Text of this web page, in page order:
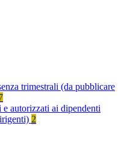
trimestrali (da pubblicare
autorizzati ai dipendenti
2